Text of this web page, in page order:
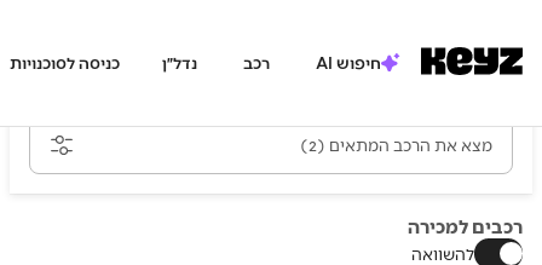
חיפוש AI רכב נדל״ן כניסה לסוכנויות
מצא את הרכב המתאים (2)
רכבים למכירה
להשוואה